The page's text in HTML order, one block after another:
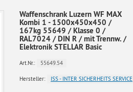
Waffenschrank Luzern WF MAX
Kombi 1 - 1500x450x450 /
167kg 55649 / Klasse 0 /
RAL7024 / DIN R / mit Trennw. /
Elektronik STELLAR Basic
Art.Nr.: 55649.54
Hersteller: ISS - INTER SICHERHEITS SERVICE